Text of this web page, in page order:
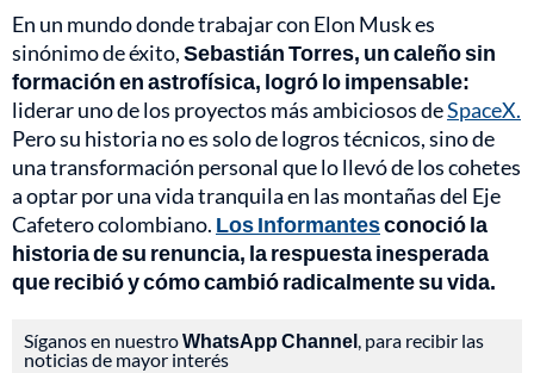
En un mundo donde trabajar con Elon Musk es
sinónimo de éxito,Sebastián Torres, un caleño sin
formación en astrofísica, logró lo impensable:
liderar uno de los proyectos más ambiciosos deSpaceX.
Pero su historia no es solo de logros técnicos, sino de
una transformación personal que lo llevó de los cohetes
a optar por una vida tranquila en las montañas del Eje
Cafetero colombiano. Los Informantesconoció la
historia de su renuncia, la respuesta inesperada
que recibió y cómo cambió radicalmente su vida.
Síganos en nuestroWhatsApp Channel, para recibir las
noticias de mayor interés